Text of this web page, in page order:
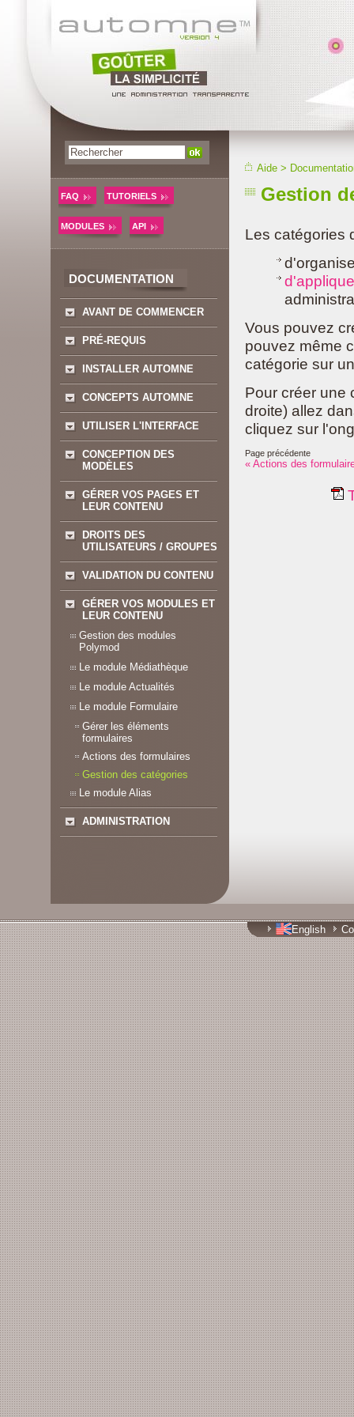
FAQ TUTORIELS
MODULES API
DOCUMENTATION
AVANT DE COMMENCER
PRÉ-REQUIS
INSTALLER AUTOMNE
CONCEPTS AUTOMNE
UTILISER L'INTERFACE
CONCEPTION DES
MODÈLES
GÉRER VOS PAGES ET
LEUR CONTENU
DROITS DES
UTILISATEURS / GROUPES
VALIDATION DU CONTENU
GÉRER VOS MODULES ET
LEUR CONTENU
Gestion des modules
Polymod
Le module Médiathèque
Le module Actualités
Le module Formulaire
Gérer les éléments
formulaires
Actions des formulaires
Gestion des catégories
Le module Alias
ADMINISTRATION
Aide >
Gestion
Les catégories
Vous pouvez
pouvez même
catégorie sur
Pour créer une
droite) allez
cliquez sur
Page précédente
« Actions des
English